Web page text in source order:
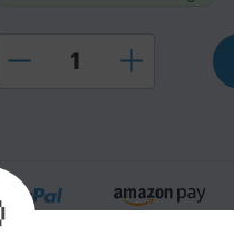
Produkt Anzahl: